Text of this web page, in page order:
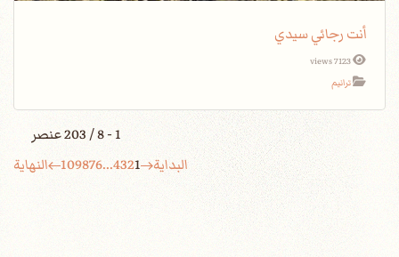
أنت رجائي سيدي
7123 views
ترانيم
1 - 8 / 203 عنصر
البداية
1
2
3
4
...
6
7
8
9
10 النهاية